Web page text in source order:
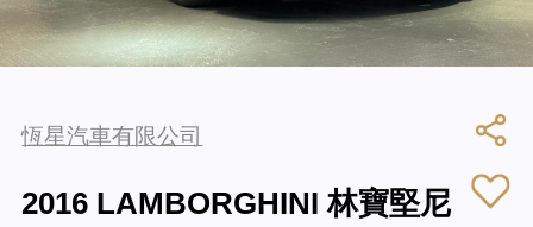
恆星汽車有限公司
2016 LAMBORGHINI 林寶堅尼